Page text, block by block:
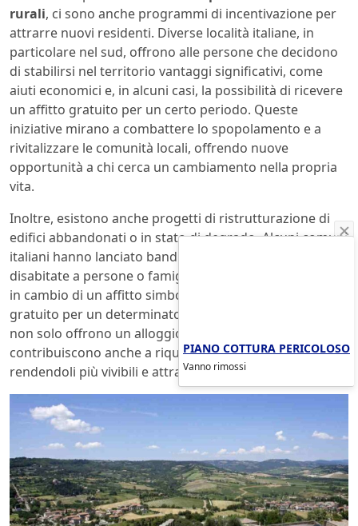
rurali, ci sono anche programmi di incentivazione per
attrarre nuovi residenti. Diverse località italiane, in
particolare nel sud, offrono alle persone che decidono
di stabilirsi nel territorio vantaggi significativi, come
aiuti economici e, in alcuni casi, la possibilità di ricevere
un affitto gratuito per un certo periodo. Queste
iniziative mirano a combattere lo spopolamento e a
rivitalizzare le comunità locali, offrendo nuove
opportunità a chi cerca un cambiamento nella propria
vita.
Inoltre, esistono anche progetti di ristrutturazione di
edifici abbandonati o in stato di degrado. Alcuni comuni
italiani hanno lanciato bandi per assegnare case
disabitate a persone o famiglie disposte a ristrutturarle
in cambio di un affitto simbolico o, in alcuni casi,
gratuito per un determinato periodo. Questi progetti
non solo offrono un alloggio a costo zero, ma
contribuiscono anche a riqualificare interi quartieri,
rendendoli più vivibili e attrattivi.
PIANO COTTURA PERICOLOSO
Vanno rimossi